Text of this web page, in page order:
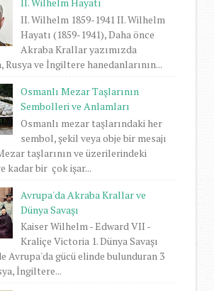
II. Wilhelm 1859-1941 II. Wilhelm
Hayatı (1859-1941), Daha önce
Akraba Krallar yazımızda
Rusya ve İngiltere hanedanlarının...
Osmanlı Mezar Taşlarının
Sembolleri ve Anlamları
Osmanlı mezar taşlarındaki her
sembol, şekil veya obje bir mesajı
taşlarının ve üzerilerindeki
kadar bir çok işar...
Avrupa'da Akraba Krallar ve
Dünya Savaşı
Kaiser Wilhelm - Edward VII -
Kraliçe Victoria 1. Dünya Savaşı
Avrupa'da gücü elinde bulunduran 3
İngiltere...